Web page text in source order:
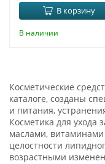
В корзину
В наличии
Косметические
каталоге, созданы
и питания,
Косметика для ухода
маслами, витаминами
целостности
возрастными